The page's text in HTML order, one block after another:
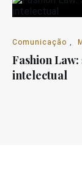
Comunicação
Fashion
intelectual